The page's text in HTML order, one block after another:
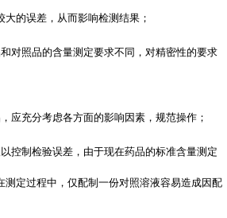
的误差，从而影响检测结果；
对照品的含量测定要求不同，对精密性的要求
应充分考虑各方面的影响因素，规范操作；
控制检验误差，由于现在药品的标准含量测定
测定过程中，仅配制一份对照溶液容易造成因配